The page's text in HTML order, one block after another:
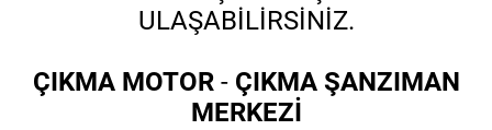
ULAŞABİLİRSİNİZ.
ÇIKMA MOTOR- ÇIKMA ŞANZIMAN
MERKEZİ